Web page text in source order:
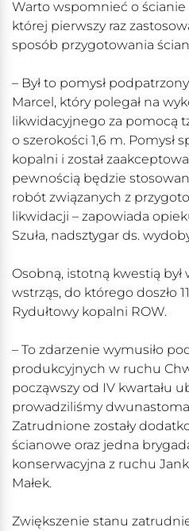
Warto wspomnieć o ścianie
której pierwszy raz
sposób przygotowania
– Był to pomysł
Marcel, który polegał na
likwidacyjnego za pomocą
o szerokości 1,6 m. Pomysł
kopalni i został
pewnością będzie
robót związanych z
likwidacji – zapowiada
Szuła, nadsztygar ds.
Osobną, istotną kwestią
wstrząs, do którego doszło
Rydułtowy kopalni ROW.
– To zdarzenie wymusiło
produkcyjnych w ruchu
począwszy od IV kwartału
prowadziliśmy
Zatrudnione zostały
ścianowe oraz jedna
konserwacyjna z ruchu
Małek.
Zwiększenie stanu